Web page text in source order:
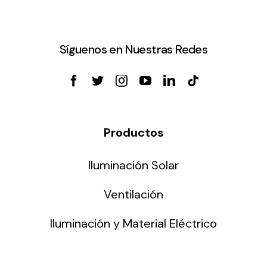
Síguenos en Nuestras Redes
Productos
Iluminación Solar
Ventilación
Iluminación y Material Eléctrico